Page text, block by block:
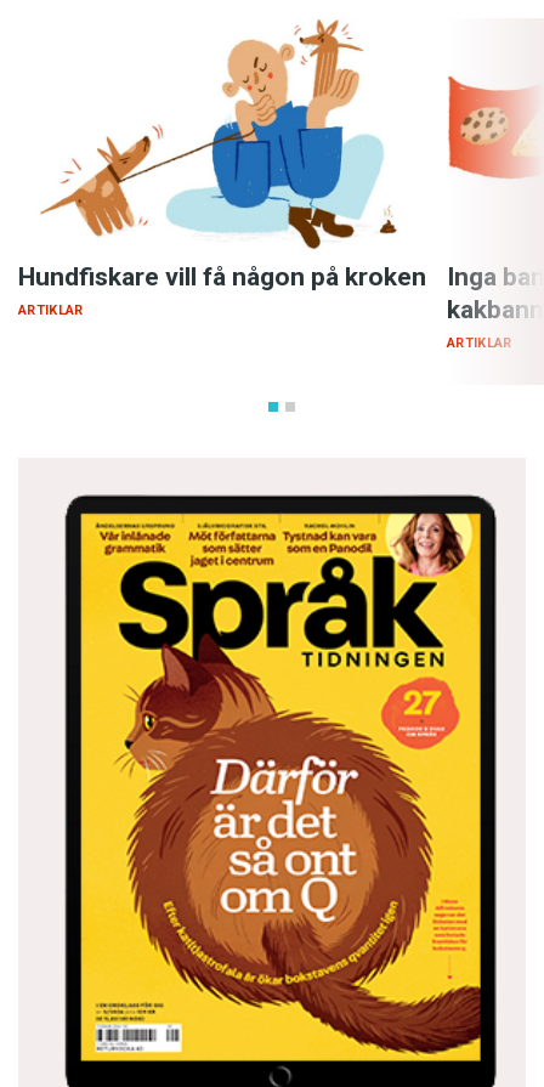
Hundfiskare vill få någon på kroken
ARTIKLAR
Inga
ARTIKLAR